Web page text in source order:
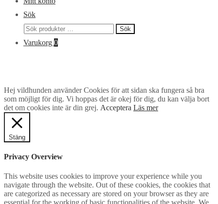
Sök
Sök
efter:
Sök
Varukorg 0
Hej vildhunden använder Cookies för att sidan ska fungera så bra
som möjligt för dig. Vi hoppas det är okej för dig, du kan välja bort
det om cookies inte är din grej. Acceptera Läs mer
Stäng
Privacy Overview
This website uses cookies to improve your experience while you
navigate through the website. Out of these cookies, the cookies that
are categorized as necessary are stored on your browser as they are
essential for the working of basic functionalities of the website. We